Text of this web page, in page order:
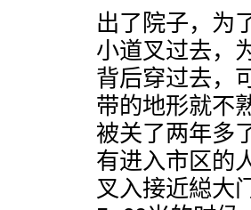
出了院子，为
小道叉过去，
背后穿过去，
带的地形就不
被关了两年多
有进入市区的
叉入接近縂大